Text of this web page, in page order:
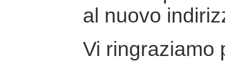
al nuovo
Vi ringraziamo